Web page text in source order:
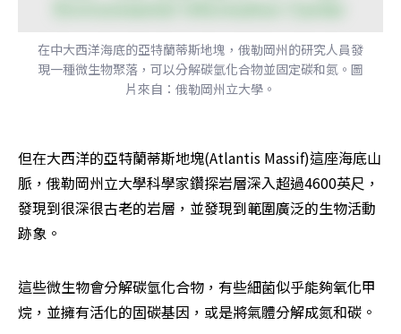
在中大西洋海底的亞特蘭蒂斯地塊，俄勒岡州的研究人員發
現一種微生物聚落，可以分解碳氫化合物並固定碳和氮。圖
片來自：俄勒岡州立大學。
但在大西洋的亞特蘭蒂斯地塊(Atlantis Massif)這座海底山
脈，俄勒岡州立大學科學家鑽探岩層深入超過4600英尺，
發現到很深很古老的岩層，並發現到範圍廣泛的生物活動
跡象。
這些微生物會分解碳氫化合物，有些細菌似乎能夠氧化甲
烷，並擁有活化的固碳基因，或是將氣體分解成氮和碳。